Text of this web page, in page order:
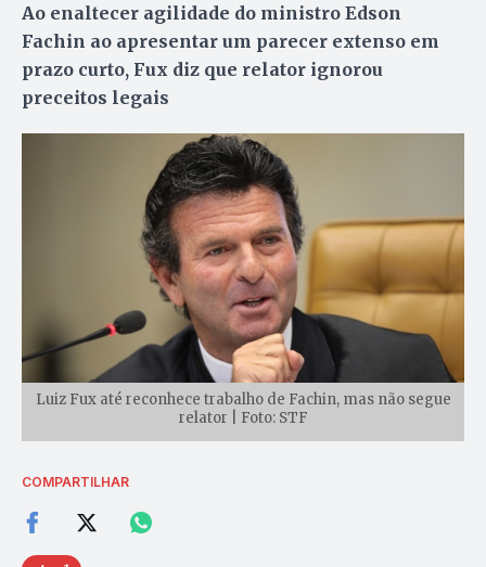
Ao enaltecer agilidade do ministro Edson
Fachin ao apresentar um parecer extenso em
prazo curto, Fux diz que relator ignorou
preceitos legais
Luiz Fux até reconhece trabalho de Fachin, mas não segue
relator | Foto: STF
COMPARTILHAR